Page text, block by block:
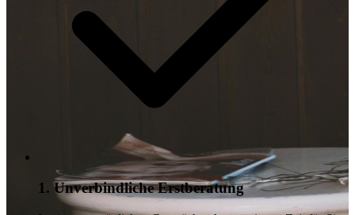
1. Unverbindliche Erstberatung